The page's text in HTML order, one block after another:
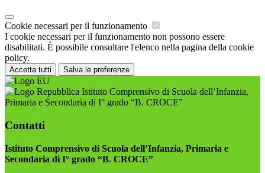
Cookie necessari per il funzionamento
I cookie necessari per il funzionamento non possono essere
disabilitati. È possibile consultare l'elenco nella pagina della cookie
policy.
Accetta tutti Salva le preferenze
Istituto Comprensivo di Scuola dell’Infanzia,
Primaria e Secondaria di I° grado “B. CROCE”
Contatti
Istituto Comprensivo di Scuola dell’Infanzia, Primaria e
Secondaria di I° grado “B. CROCE”